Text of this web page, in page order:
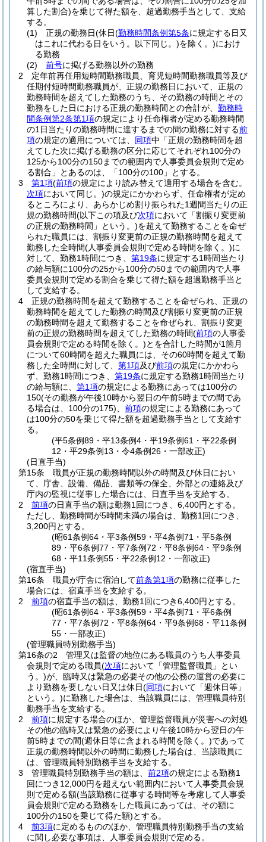
算した割合)を乗じて得た額を、超過勤務手当として、支給
する。
(1)
正規の勤務日(休日(勤務時間条例第5条に規定する日又
はこれに代わる日をいう。以下同じ。)を除く。)におけ
る勤務
(2)
前号に掲げる勤務以外の勤務
2
定年前再任用短時間勤務職員、育児短時間勤務職員等及び
任期付短時間勤務職員が、正規の勤務日において、正規の
勤務時間を超えてした勤務のうち、その勤務の時間とその
勤務をした日における正規の勤務時間との合計が、 勤務時
間条例第2条第1項の規定により任命権者が定める勤務時間
の1日当たりの勤務時間に達するまでの間の勤務に対する前
項の規定の適用については、 同項中「正規の勤務時間を超
えてした次に掲げる勤務の区分に応じてそれぞれ100分の
125から100分の150までの範囲内で人事委員会規則で定め
る割合」とあるのは、「100分の100」とする。
3
第1項(前項の規定により読み替えて適用する場合を含む。
次項において同じ。)の規定にかかわらず、任命権者が定め
るところにより、あらかじめ割り振られた1週間当たりの正
規の勤務時間(以下この項及び次項において「割振り変更前
の正規の勤務時間」という。)を超えて勤務することを命ぜ
られた職員には、割振り変更前の正規の勤務時間を超えて
勤務した全時間(人事委員会規則で定める時間を除く。)に
対して、勤務1時間につき、 第19条に規定する1時間当たり
の給与額に100分の25から100分の50までの範囲内で人事
委員会規則で定める割合を乗じて得た額を超過勤務手当と
して支給する。
4
正規の勤務時間を超えて勤務することを命ぜられ、正規の
勤務時間を超えてした勤務の時間及び割振り変更前の正規
の勤務時間を超えて勤務することを命ぜられ、割振り変更
前の正規の勤務時間を超えてした勤務の時間(前項の人事委
員会規則で定める時間を除く。)とを合計した時間が1箇月
について60時間を超えた職員には、その60時間を超えて勤
務した全時間に対して、 第1項及び前項の規定にかかわら
ず、勤務1時間につき、 第19条に規定する勤務1時間当たり
の給与額に、 第1項の規定による勤務にあっては100分の
150(その勤務が午後10時から翌日の午前5時までの間であ
る場合は、100分の175)
前項の規定による勤務にあって
は100分の50を乗じて得た額を超過勤務手当として支給す
る。
(平5条例89・平13条例4・平19条例61・平22条例
12・平29条例13・令4条例26・一部改正)
(日直手当)
第15条
職員が正規の勤務時間以外の時間及び休日におい
て、庁舎、設備、備品、書類等の保全、外部との連絡及び
庁内の監視に従事した場合には、日直手当を支給する。
2
前項の日直手当の額は勤務1回につき、6,400円とする。
ただし、勤務時間が5時間未満の場合は、勤務1回につき、
3,200円とする。
(昭61条例64・平3条例59・平4条例71・平5条例
89・平6条例77・平7条例72・平8条例64・平9条例
68・平11条例55・平22条例12・一部改正)
(宿直手当)
第16条
職員が庁舎に宿泊して前条第1項の勤務に従事した
場合には、宿直手当を支給する。
2
前項の宿直手当の額は、勤務1回につき6,400円とする。
(昭61条例64・平3条例59・平4条例71・平6条例
77・平7条例72・平8条例64・平9条例68・平11条例
55・一部改正)
(管理職員特別勤務手当)
第16条の2
管理又は監督の地位にある職員のうち人事委員
会規則で定める職員(次項において「管理監督職員」とい
う。)が、臨時又は緊急の必要その他の公務の運営の必要に
より勤務を要しない日又は休日(同項において「週休日等」
という。)に勤務した場合は、当該職員には、管理職員特別
勤務手当を支給する。
2
前項に規定する場合のほか、管理監督職員が災害への対処
その他の臨時又は緊急の必要により午後10時から翌日の午
前5時までの間(週休日等に含まれる時間を除く。)であって
正規の勤務時間以外の時間に勤務した場合は、当該職員に
は、管理職員特別勤務手当を支給する。
3
管理職員特別勤務手当の額は、 前2項の規定による勤務1
回につき12,000円を超えない範囲内において人事委員会規
則で定める額(当該勤務に従事する時間等を考慮して人事委
員会規則で定める勤務をした職員にあっては、その額に
100分の150を乗じて得た額)とする。
4
前3項に定めるもののほか、管理職員特別勤務手当の支給
に関し必要な事項は、人事委員会規則で定める。